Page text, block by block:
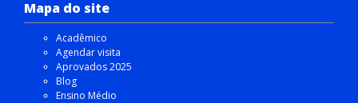
Mapa do site
Acadêmico
Agendar visita
Aprovados 2025
Blog
Ensino Médio